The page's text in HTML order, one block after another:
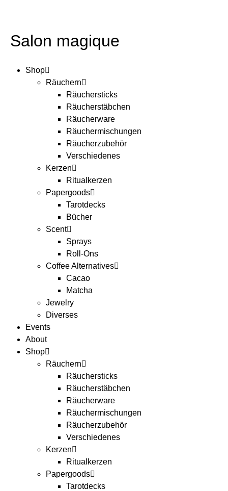
Salon magique
Shop
Räuchern
Räuchersticks
Räucherstäbchen
Räucherware
Räuchermischungen
Räucherzubehör
Verschiedenes
Kerzen
Ritualkerzen
Papergoods
Tarotdecks
Bücher
Scent
Sprays
Roll-Ons
Coffee Alternatives
Cacao
Matcha
Jewelry
Diverses
Events
About
Shop
Räuchern
Räuchersticks
Räucherstäbchen
Räucherware
Räuchermischungen
Räucherzubehör
Verschiedenes
Kerzen
Ritualkerzen
Papergoods
Tarotdecks